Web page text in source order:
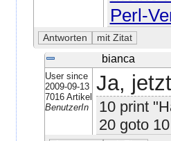
Perl-
bianca
User since
2009-09-13
7016 Artikel
BenutzerIn
Ja,
10 print
20 goto 10